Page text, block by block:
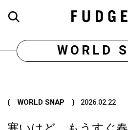
WORLD
( WORLD SNAP ) 2026.02.22